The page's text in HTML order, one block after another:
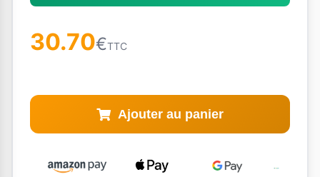
30.70€TTC
Ajouter au panier